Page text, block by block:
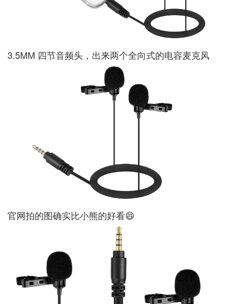
3.5MM 四节音频头，出来两个全向式的电容麦克风
官网拍的图确实比小熊的好看😄